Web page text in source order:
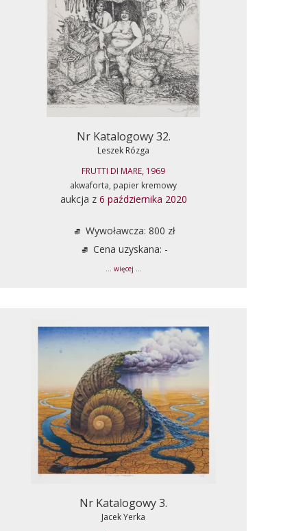
Nr Katalogowy 32.
Leszek Rózga
FRUTTI DI MARE, 1969
akwaforta, papier kremowy
aukcja z 6 października 2020
Wywoławcza: 800 zł
Cena uzyskana: -
... więcej ...
Nr Katalogowy 3.
Jacek Yerka